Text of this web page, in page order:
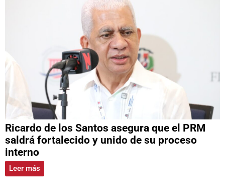
Ricardo de los Santos asegura que el PRM
saldrá fortalecido y unido de su proceso
interno
Leer más